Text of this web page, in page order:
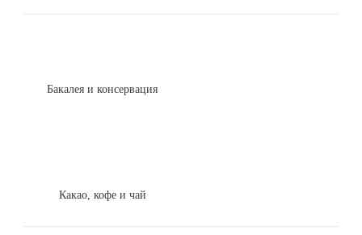
Бакалея и консервация
Какао, кофе и чай